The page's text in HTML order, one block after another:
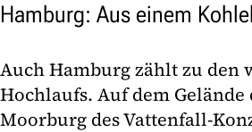
Hamburg: Aus einem
Auch Hamburg zählt zu den
Hochlaufs. Auf dem
Moorburg des Vattenfall-